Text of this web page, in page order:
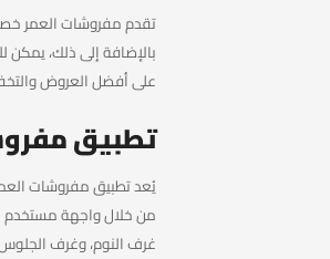
بالإضافة إلى ذلك،
على أفضل العروض
تطبيق
يُعد تطبيق مفروشات
من خلال واجهة مستخدم
غرف النوم، وغرف